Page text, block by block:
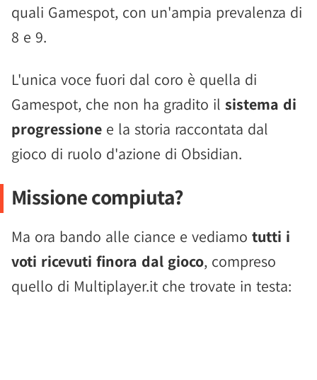
quali Gamespot, con un'ampia prevalenza di
8 e 9.
L'unica voce fuori dal coro è quella di
Gamespot, che non ha gradito il sistema di
progressione e la storia raccontata dal
gioco di ruolo d'azione di Obsidian.
Missione compiuta?
Ma ora bando alle ciance e vediamo tutti i
voti ricevuti finora dal gioco, compreso
quello di Multiplayer.it che trovate in testa: